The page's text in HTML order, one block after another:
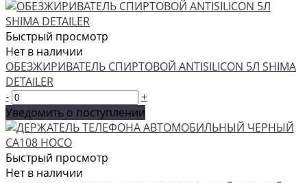
Быстрый просмотр
Нет в наличии
ОБЕЗЖИРИВАТЕЛЬ СПИРТОВОЙ ANTISILICON 5Л SHIMA
DETAILER
-
+
Уведомить о поступлении
Быстрый просмотр
Нет в наличии